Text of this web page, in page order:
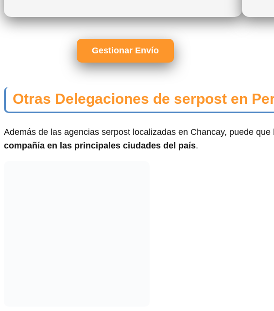
Gestionar Envío
Otras Delegaciones de serpost en
Además de las agencias serpost localizadas en Chancay, puede
compañía en las principales ciudades del país.